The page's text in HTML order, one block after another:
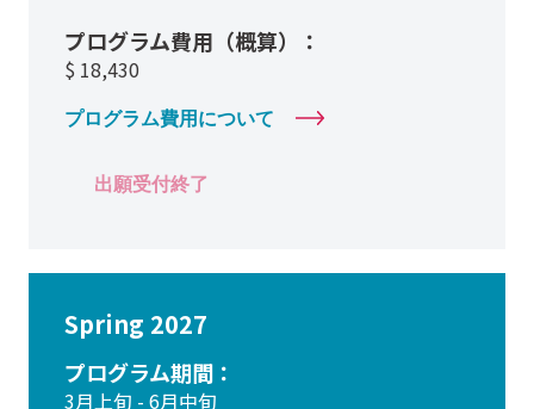
プログラム費用（概算）：
$ 18,430
プログラム費用について
出願受付終了
Spring 2027
プログラム期間：
3月上旬 - 6月中旬